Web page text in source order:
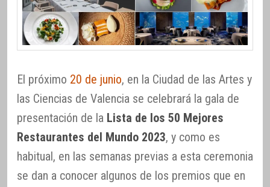
El próximo 20 de junio, en la Ciudad de las Artes y
las Ciencias de Valencia se celebrará la gala de
presentación de la Lista de los 50 Mejores
Restaurantes del Mundo 2023, y como es
habitual, en las semanas previas a esta ceremonia
se dan a conocer algunos de los premios que en